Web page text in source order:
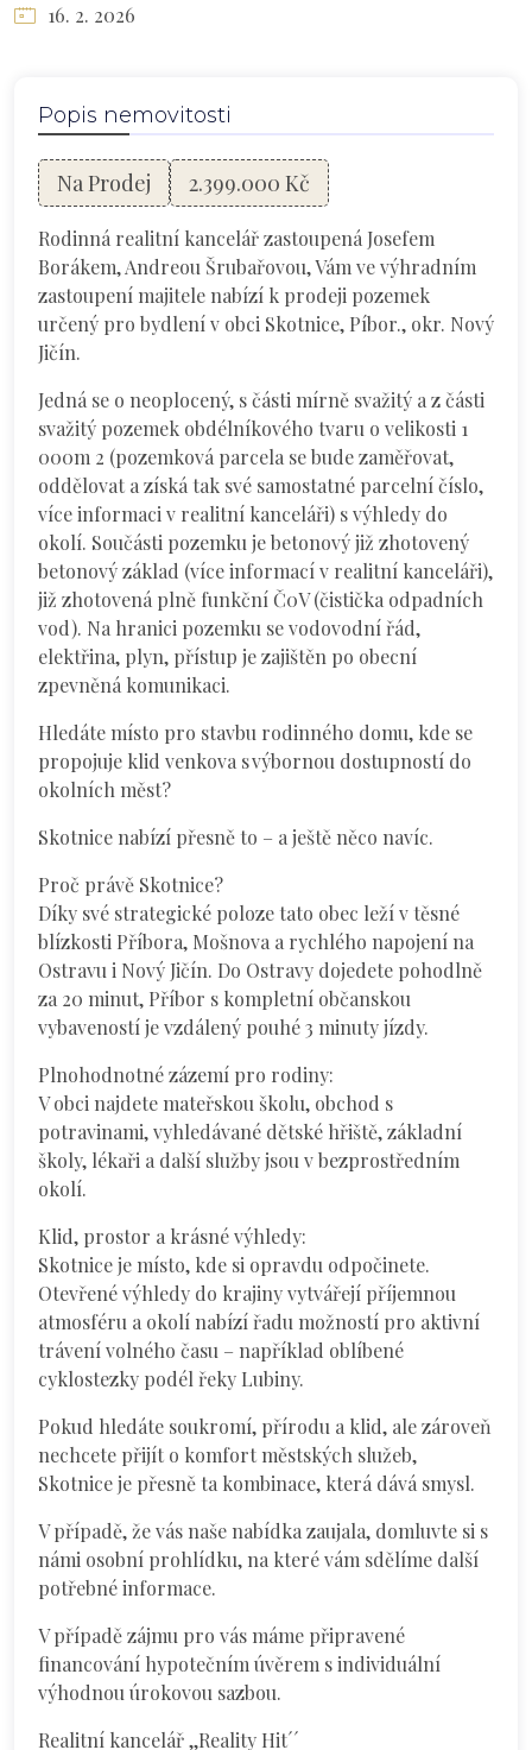
16. 2. 2026
Popis nemovitosti
Na Prodej 2.399.000 Kč
Rodinná realitní kancelář zastoupená Josefem
Borákem, Andreou Šrubařovou, Vám ve výhradním
zastoupení majitele nabízí k prodeji pozemek
určený pro bydlení v obci Skotnice, Píbor., okr. Nový
Jičín.
Jedná se o neoplocený, s části mírně svažitý a z části
svažitý pozemek obdélníkového tvaru o velikosti 1
000m 2 (pozemková parcela se bude zaměřovat,
oddělovat a získá tak své samostatné parcelní číslo,
více informaci v realitní kanceláři) s výhledy do
okolí. Součásti pozemku je betonový již zhotovený
betonový základ (více informací v realitní kanceláři),
již zhotovená plně funkční Č0V (čistička odpadních
vod). Na hranici pozemku se vodovodní řád,
elektřina, plyn, přístup je zajištěn po obecní
zpevněná komunikaci.
Hledáte místo pro stavbu rodinného domu, kde se
propojuje klid venkova s výbornou dostupností do
okolních měst?
Skotnice nabízí přesně to – a ještě něco navíc.
Proč právě Skotnice?
Díky své strategické poloze tato obec leží v těsné
blízkosti Příbora, Mošnova a rychlého napojení na
Ostravu i Nový Jičín. Do Ostravy dojedete pohodlně
za 20 minut, Příbor s kompletní občanskou
vybaveností je vzdálený pouhé 3 minuty jízdy.
Plnohodnotné zázemí pro rodiny:
V obci najdete mateřskou školu, obchod s
potravinami, vyhledávané dětské hřiště, základní
školy, lékaři a další služby jsou v bezprostředním
okolí.
Klid, prostor a krásné výhledy:
Skotnice je místo, kde si opravdu odpočinete.
Otevřené výhledy do krajiny vytvářejí příjemnou
atmosféru a okolí nabízí řadu možností pro aktivní
trávení volného času – například oblíbené
cyklostezky podél řeky Lubiny.
Pokud hledáte soukromí, přírodu a klid, ale zároveň
nechcete přijít o komfort městských služeb,
Skotnice je přesně ta kombinace, která dává smysl.
V případě, že vás naše nabídka zaujala, domluvte si s
námi osobní prohlídku, na které vám sdělíme další
potřebné informace.
V případě zájmu pro vás máme připravené
financování hypotečním úvěrem s individuální
výhodnou úrokovou sazbou.
Realitní kancelář ,,Reality Hit´´